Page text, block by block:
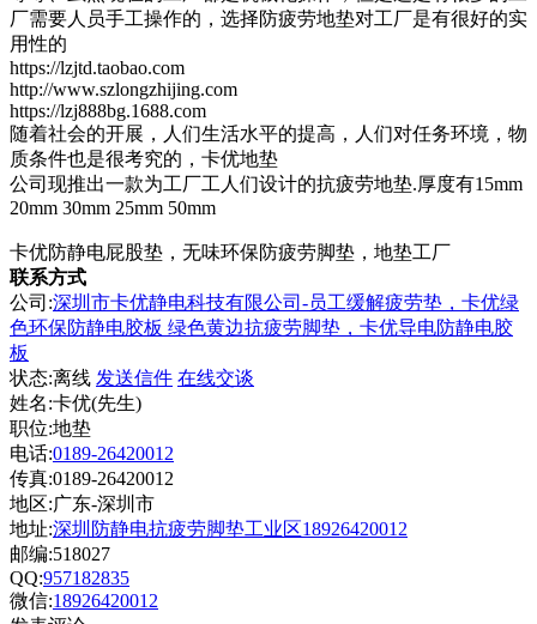
厂需要人员手工操作的，选择防疲劳地垫对工厂是有很好的实
用性的
https://lzjtd.taobao.com
http://www.szlongzhijing.com
https://lzj888bg.1688.com
随着社会的开展，人们生活水平的提高，人们对任务环境，物
质条件也是很考究的，卡优地垫
公司现推出一款为工厂工人们设计的抗疲劳地垫.厚度有15mm
20mm 30mm 25mm 50mm
卡优防静电屁股垫，无味环保防疲劳脚垫，地垫工厂
联系方式
公司:深圳市卡优静电科技有限公司-员工缓解疲劳垫，卡优绿
色环保防静电胶板 绿色黄边抗疲劳脚垫，卡优导电防静电胶
板
状态:离线 发送信件 在线交谈
姓名:卡优(先生)
职位:地垫
电话:0189-26420012
传真:0189-26420012
地区:广东-深圳市
地址:深圳防静电抗疲劳脚垫工业区18926420012
邮编:518027
QQ:957182835
微信:18926420012